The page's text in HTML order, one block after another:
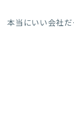
本当にいい会社だ